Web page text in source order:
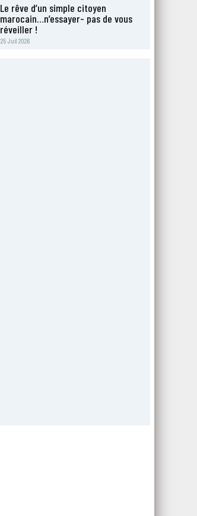
Le rêve d’un simple citoyen
marocain…n’essayer- pas de vous
réveiller !
25 Juil 2026